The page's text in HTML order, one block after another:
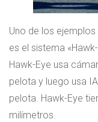
Uno de los
es el sistema
Hawk-Eye usa
pelota y luego usa
pelota. Hawk-Eye
milímetros.